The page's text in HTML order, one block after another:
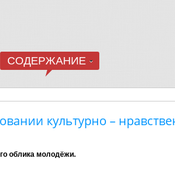
СОДЕРЖАНИЕ
культурно –
облика молодёжи.